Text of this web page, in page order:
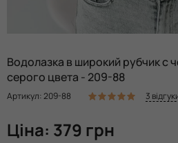
Водолазка в широкий рубчик с
серого цвета - 209-88
Артикул: 209-88 3
Ціна: 379 грн